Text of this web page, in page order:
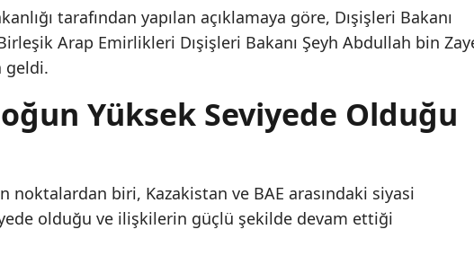
tarafından yapılan açıklamaya göre, Dışişleri Bakanı
Arap Emirlikleri Dışişleri Bakanı Şeyh Abdullah bin
geldi.
Yüksek Seviyede Olduğu
noktalardan biri, Kazakistan ve BAE arasındaki siyasi
olduğu ve ilişkilerin güçlü şekilde devam ettiği